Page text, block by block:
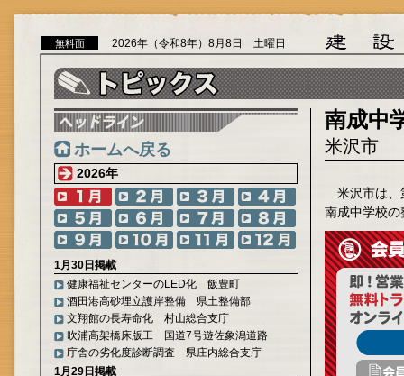
無料面 2026年（令和8年）8月8日 土曜日
ホームへ戻る
2026年
1月30日掲載
健康福祉センターのLED化 飯豊町
酒田港高砂埋立護岸整備 県土整備部
文翔館の長寿命化 村山総合支庁
吹浦高架橋床版工 国道7号遊佐象潟道路
庁舎の劣化度診断調査 県庄内総合支庁
1月29日掲載
南成中
米沢市
米沢市は、
南成中学校